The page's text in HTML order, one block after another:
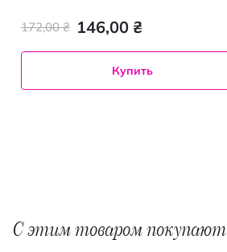
146,00 ₴
172,00 ₴
Купить
С этим товаром покупают